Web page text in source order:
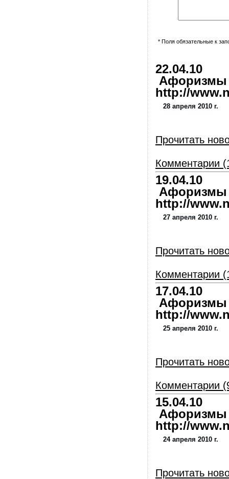
* Поля обязательные к
22.04.10
Афоризмы
http://
28 апреля 2010 г.
Прочитать
Комментарии
19.04.10
Афоризмы
http://
27 апреля 2010 г.
Прочитать
Комментарии
17.04.10
Афоризмы
http://
25 апреля 2010 г.
Прочитать
Комментарии
15.04.10
Афоризмы
http://
24 апреля 2010 г.
Прочитать